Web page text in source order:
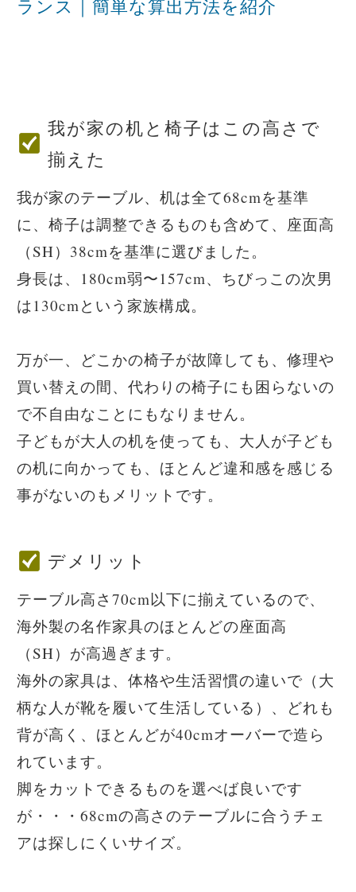
ランス｜簡単な算出方法を紹介
我が家の机と椅子はこの高さで
揃えた
我が家のテーブル、机は全て68cmを基準
に、椅子は調整できるものも含めて、座面高
（SH）38cmを基準に選びました。
身長は、180cm弱〜157cm、ちびっこの次男
は130cmという家族構成。
万が一、どこかの椅子が故障しても、修理や
買い替えの間、代わりの椅子にも困らないの
で不自由なことにもなりません。
子どもが大人の机を使っても、大人が子ども
の机に向かっても、ほとんど違和感を感じる
事がないのもメリットです。
デメリット
テーブル高さ70cm以下に揃えているので、
海外製の名作家具のほとんどの座面高
（SH）が高過ぎます。
海外の家具は、体格や生活習慣の違いで（大
柄な人が靴を履いて生活している）、どれも
背が高く、ほとんどが40cmオーバーで造ら
れています。
脚をカットできるものを選べば良いです
が・・・68cmの高さのテーブルに合うチェ
アは探しにくいサイズ。